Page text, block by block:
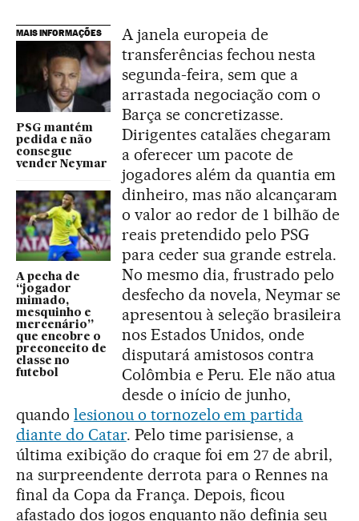
MAIS INFORMAÇÕES
PSG mantém
pedida e não
consegue
vender Neymar
A pecha de
“jogador
mimado,
mesquinho e
mercenário”
que encobre o
preconceito de
classe no
futebol
A janela europeia de
transferências fechou nesta
segunda-feira, sem que a
arrastada negociação com o
Barça se concretizasse.
Dirigentes catalães chegaram
a oferecer um pacote de
jogadores além da quantia em
dinheiro, mas não alcançaram
o valor ao redor de 1 bilhão de
reais pretendido pelo PSG
para ceder sua grande estrela.
No mesmo dia, frustrado pelo
desfecho da novela, Neymar se
apresentou à seleção brasileira
nos Estados Unidos, onde
disputará amistosos contra
Colômbia e Peru. Ele não atua
desde o início de junho,
quando lesionou o tornozelo em partida
diante do Catar. Pelo time parisiense, a
última exibição do craque foi em 27 de abril,
na surpreendente derrota para o Rennes na
final da Copa da França. Depois, ficou
afastado dos jogos enquanto não definia seu